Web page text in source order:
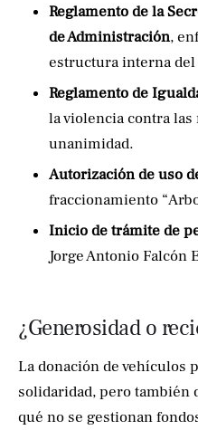
Reglamento de la
de Administración,
estructura interna
Reglamento de
la violencia contra
unanimidad.
Autorización de uso
fraccionamiento
Inicio de trámite de
Jorge Antonio Falcón
¿Generosidad o
La donación de vehículos
solidaridad, pero también
qué no se gestionan